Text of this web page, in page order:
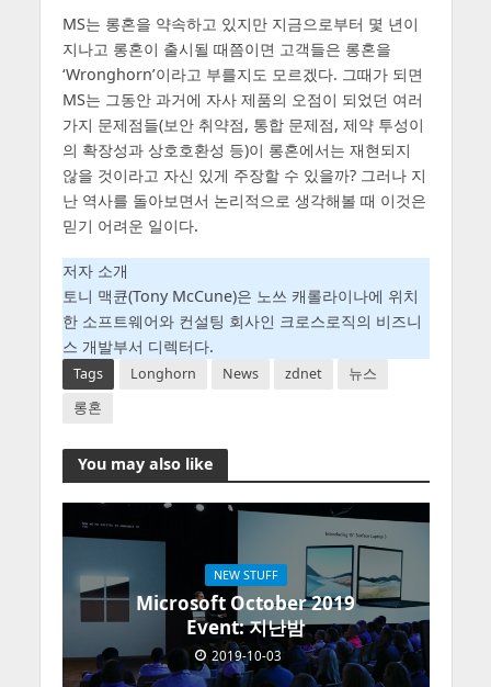
MS는 롱혼을 약속하고 있지만 지금으로부터 몇 년이
지나고 롱혼이 출시될 때쯤이면 고객들은 롱혼을
‘Wronghorn’이라고 부를지도 모르겠다. 그때가 되면
MS는 그동안 과거에 자사 제품의 오점이 되었던 여러
가지 문제점들(보안 취약점, 통합 문제점, 제약 투성이
의 확장성과 상호호환성 등)이 롱혼에서는 재현되지
않을 것이라고 자신 있게 주장할 수 있을까? 그러나 지
난 역사를 돌아보면서 논리적으로 생각해볼 때 이것은
믿기 어려운 일이다.
저자 소개
토니 맥큔(Tony McCune)은 노쓰 캐롤라이나에 위치
한 소프트웨어와 컨설팅 회사인 크로스로직의 비즈니
스 개발부서 디렉터다.
Tags Longhorn News zdnet
뉴스
롱혼
You may also like
NEW STUFF
Microsoft October 2019
Event: 지난밤
2019-10-03